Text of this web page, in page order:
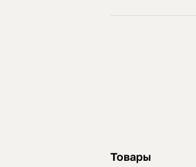
Товары